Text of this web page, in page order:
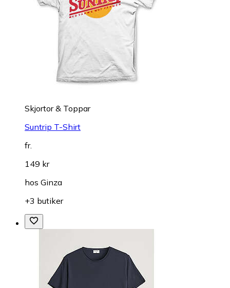
Skjortor & Toppar
Suntrip T-Shirt
fr.
149 kr
hos Ginza
+3 butiker